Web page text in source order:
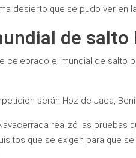
desierto que se pudo ver en
de salto
celebrado el mundial de salto
serán Hoz de Jaca,
realizó las pruebas
que se exigen para que